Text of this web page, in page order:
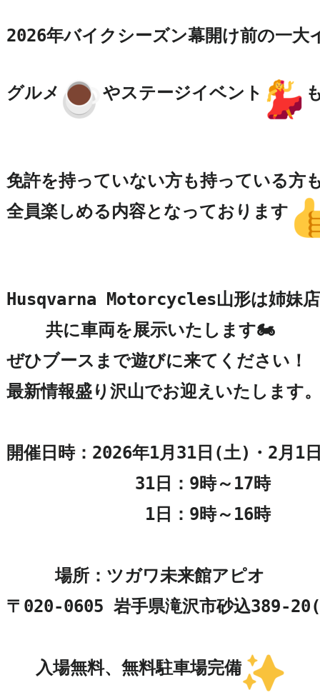
2026年バイクシーズン幕開け前の一大
グルメ やステージイベント
免許を持っていない方も持っている方
全員楽しめる内容となっております
Husqvarna Motorcycles山形は姉妹店
共に車両を展示いたします🏍
ぜひブースまで遊びに来てください
最新情報盛り沢山でお迎えいたします
開催日時：2026年1月31日(土)・2月1
31日：9時～17時
1日：9時～16時
場所：ツガワ未来館アピオ
〒020-0605 岩手県滝沢市砂込389-
入場無料、無料駐車場完備